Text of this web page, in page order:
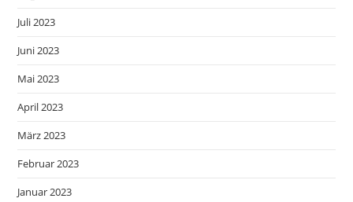
Juli 2023
Juni 2023
Mai 2023
April 2023
März 2023
Februar 2023
Januar 2023